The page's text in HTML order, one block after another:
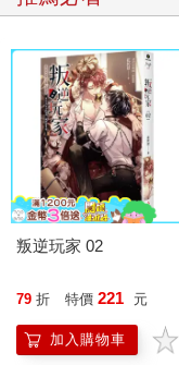
叛逆玩家 02
79 折 特價 221 元
加入購物車